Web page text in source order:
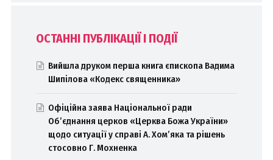
ОСТАННІ ПУБЛІКАЦІЇ І ПОДІЇ
Вийшла друком перша книга єпископа Вадима
Шипілова «Кодекс священника»
Офіційна заява Національної ради
Об’єднання церков «Церква Божа України»
щодо ситуації у справі А. Хом’яка та рішень
стосовно Г. Мохненка